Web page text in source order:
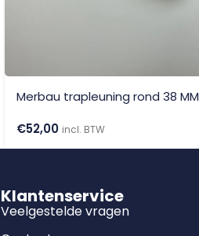
Merbau trapleuning rond 38 MM
€52,00 incl. BTW
Klantenservice
Veelgestelde vragen